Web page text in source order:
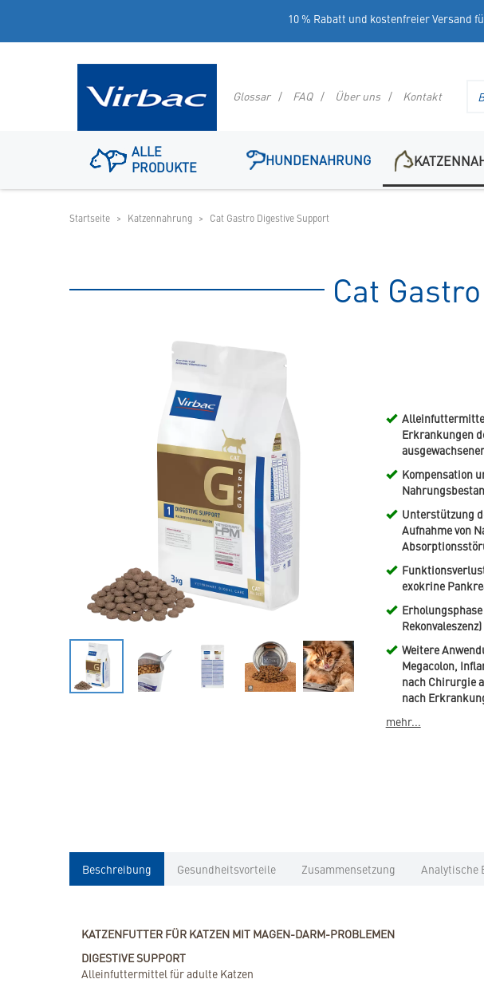
10 % Rabatt und kostenfreier Versand
Virbac
Ihr
Shop
Glossar FAQ Über uns Kontakt
ALLE
PRODUKTE
HUNDENAHRUNG
Startseite Katzennahrung Cat Gastro Digestive Support
Cat
Erkrankungen
Kompensation
Unterstützung
Aufnahme von
exokrine
Rekonvaleszenz)
Weitere
Megacolon,
nach Chirurgie
nach
mehr...
Beschreibung Gesundheitsvorteile Zusammensetzung Analytische
KATZENFUTTER FÜR KATZEN MIT MAGEN-DARM-PROBLEMEN
DIGESTIVE SUPPORT
Alleinfuttermittel für adulte Katzen